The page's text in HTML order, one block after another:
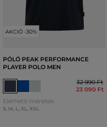
AKCIÓ -30%
PÓLÓ PEAK PERFORMANCE
PLAYER POLO MEN
32 990 Ft
23 090 Ft
Elérhető méretek:
S, M, L, XL, XXL